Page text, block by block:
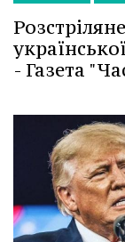
- Газета